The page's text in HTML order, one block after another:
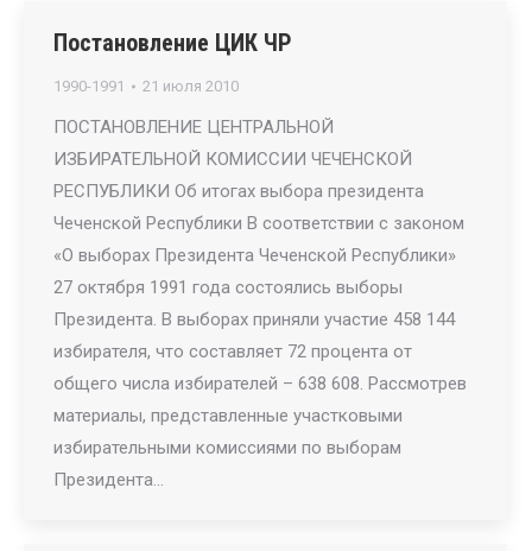
Постановление ЦИК ЧР
1990-1991 21 июля 2010
ПОСТАНОВЛЕНИЕ ЦЕНТРАЛЬНОЙ
ИЗБИРАТЕЛЬНОЙ КОМИССИИ ЧЕЧЕНСКОЙ
РЕСПУБЛИКИ Об итогах выбора президента
Чеченской Республики В соответствии с законом
«О выборах Президента Чеченской Республики»
27 октября 1991 года состоялись выборы
Президента. В выборах приняли участие 458 144
избирателя, что составляет 72 процента от
общего числа избирателей – 638 608. Рассмотрев
материалы, представленные участковыми
избирательными комиссиями по выборам
Президента…